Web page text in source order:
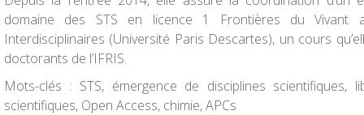
domaine des STS en licence 1 Frontières du Vivant
Interdisciplinaires (Université Paris Descartes), un cours
doctorants de l’IFRIS.
Mots-clés : STS, émergence de disciplines scientifiques,
scientifiques, Open Access, chimie, APCs